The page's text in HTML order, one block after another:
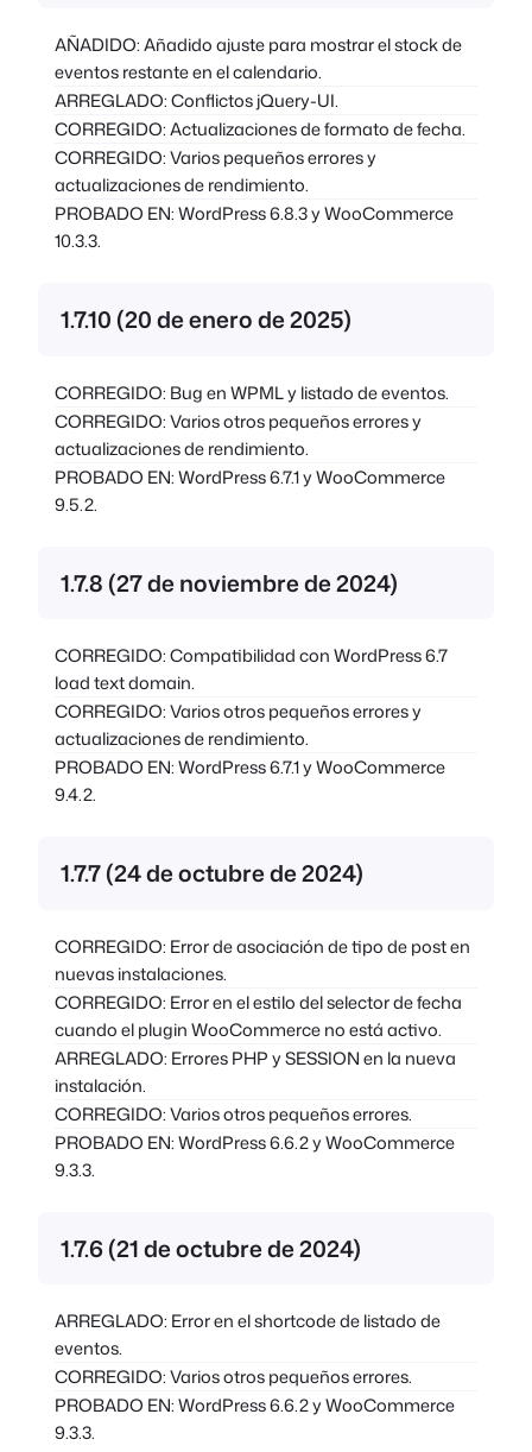
AÑADIDO: Añadido ajuste para mostrar el stock de
eventos restante en el calendario.
ARREGLADO: Conflictos jQuery-UI.
CORREGIDO: Actualizaciones de formato de fecha.
CORREGIDO: Varios pequeños errores y
actualizaciones de rendimiento.
PROBADO EN: WordPress 6.8.3 y WooCommerce
10.3.3.
1.7.10 (20 de enero de 2025)
CORREGIDO: Bug en WPML y listado de eventos.
CORREGIDO: Varios otros pequeños errores y
actualizaciones de rendimiento.
PROBADO EN: WordPress 6.7.1 y WooCommerce
9.5.2.
1.7.8 (27 de noviembre de 2024)
CORREGIDO: Compatibilidad con WordPress 6.7
load text domain.
CORREGIDO: Varios otros pequeños errores y
actualizaciones de rendimiento.
PROBADO EN: WordPress 6.7.1 y WooCommerce
9.4.2.
1.7.7 (24 de octubre de 2024)
CORREGIDO: Error de asociación de tipo de post en
nuevas instalaciones.
CORREGIDO: Error en el estilo del selector de fecha
cuando el plugin WooCommerce no está activo.
ARREGLADO: Errores PHP y SESSION en la nueva
instalación.
CORREGIDO: Varios otros pequeños errores.
PROBADO EN: WordPress 6.6.2 y WooCommerce
9.3.3.
1.7.6 (21 de octubre de 2024)
ARREGLADO: Error en el shortcode de listado de
eventos.
CORREGIDO: Varios otros pequeños errores.
PROBADO EN: WordPress 6.6.2 y WooCommerce
9.3.3.